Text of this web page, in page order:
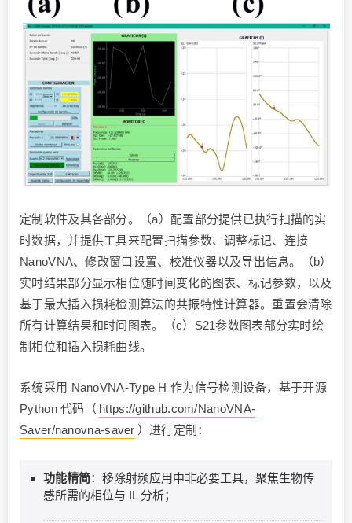
定制软件及其各部分。（a）配置部分提供已执行扫描的实
时数据，并提供工具来配置扫描参数、调整标记、连接
NanoVNA、修改窗口设置、校准仪器以及导出信息。（b）
实时结果部分显示相位随时间变化的图表、标记参数，以及
基于最大插入损耗检测算法的共振特性计算器。重置会清除
所有计算结果和时间图表。（c）S21参数图表部分实时绘
制相位和插入损耗曲线。
系统采用 NanoVNA-Type H 作为信号检测设备，基于开源
Python 代码（ https://github.com/NanoVNA-
Saver/nanovna-saver ）进行定制：
功能精简：移除射频应用中非必要工具，聚焦生物传
感所需的相位与 IL 分析；